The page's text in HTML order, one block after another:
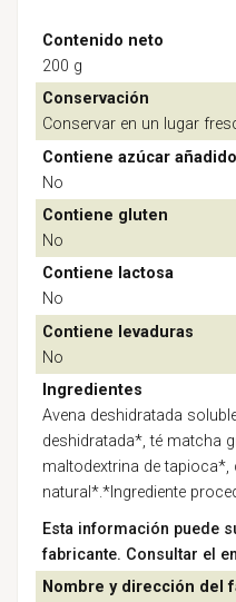
Contenido neto
200 g
Conservación
Conservar en un lugar
Contiene azúcar añadido
No
Contiene gluten
No
Contiene lactosa
No
Contiene levaduras
No
Ingredientes
Avena deshidratada
deshidratada*, té matcha
maltodextrina de
natural*.*Ingrediente
Esta información puede
fabricante. Consultar el
Nombre y dirección del